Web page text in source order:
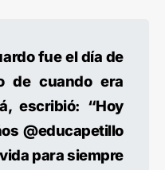
fue el día de
de cuando era
escribió: “Hoy
@educapetillo
para siempre